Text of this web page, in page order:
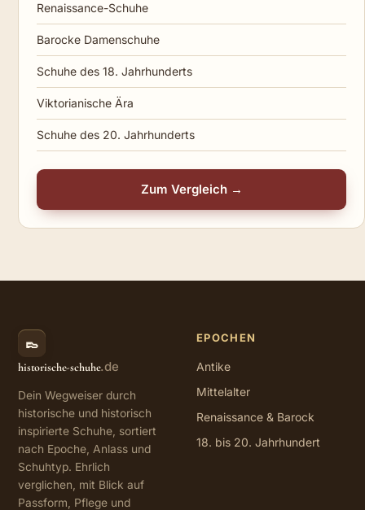
Renaissance-Schuhe
Barocke Damenschuhe
Schuhe des 18. Jahrhunderts
Viktorianische Ära
Schuhe des 20. Jahrhunderts
Zum Vergleich →
👞
historische-schuhe.de
Dein Wegweiser durch
historische und historisch
inspirierte Schuhe, sortiert
nach Epoche, Anlass und
Schuhtyp. Ehrlich
verglichen, mit Blick auf
Passform, Pflege und
EPOCHEN
Antike
Mittelalter
Renaissance & Barock
18. bis 20. Jahrhundert